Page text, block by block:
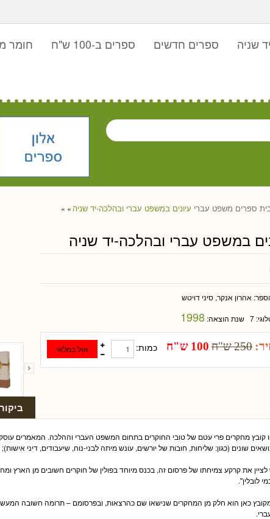
שניה ספרים חדשים ספרים ב-100 ש"ח חומר
» ספרים משפט עברי » עיונים במשפט עברי ובהלכה-יד שניה
במשפט עברי ובהלכה-יד שניה
אהרון אנקר, סיני דויטש
7 שנת הוצאה:1998
250 ש"ח 100 ש"ח כמות:
קובץ מחקרים פרי עטם של טובי החוקרים בתחום המשפט העברי וההלכה. המאמרים
שונים (כגון: שליחות, חובות של יורשים, עונש מיתה לבני-נוח, שיעבודים, דיני
לציין את קרקע צמיחתו של פרסום זה, בכנס מיוחד בפולין של חוקרים חשובים מן הארץ
לובלין".
כאן הוא חלק מן המחקרים שנישאו שם כהרצאות, ובפרסומם – תרומה חשובה